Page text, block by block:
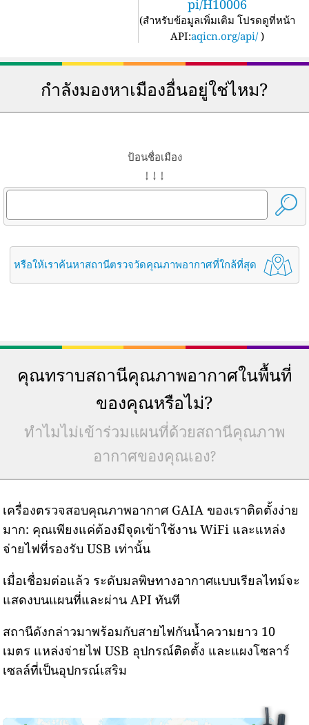
pi/H10006
(สำหรับข้อมูลเพิ่มเติม โปรดดูที่หน้า
API:aqicn.org/api/ )
กำลังมองหาเมืองอื่นอยู่ใช่ไหม?
ป้อนชื่อเมือง
↓ ↓ ↓
หรือให้เราค้นหาสถานีตรวจวัดคุณภาพอากาศที่ใกล้ที่สุด
คุณทราบสถานีคุณภาพอากาศในพื้นที่
ของคุณหรือไม่?
ทำไมไม่เข้าร่วมแผนที่ด้วยสถานีคุณภาพ
อากาศของคุณเอง?
เครื่องตรวจสอบคุณภาพอากาศ GAIA ของเราติดตั้งง่าย
มาก: คุณเพียงแค่ต้องมีจุดเข้าใช้งาน WiFi และแหล่ง
จ่ายไฟที่รองรับ USB เท่านั้น
เมื่อเชื่อมต่อแล้ว ระดับมลพิษทางอากาศแบบเรียลไทม์จะ
แสดงบนแผนที่และผ่าน API ทันที
สถานีดังกล่าวมาพร้อมกับสายไฟกันน้ำความยาว 10
เมตร แหล่งจ่ายไฟ USB อุปกรณ์ติดตั้ง และแผงโซลาร์
เซลล์ที่เป็นอุปกรณ์เสริม